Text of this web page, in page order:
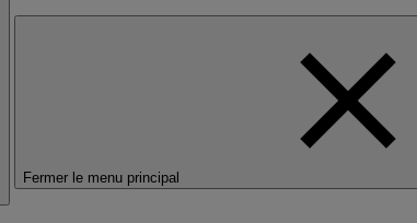
Fermer le menu principal